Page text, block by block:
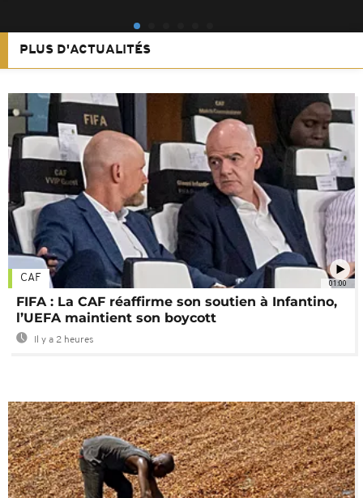
PLUS D'ACTUALITÉS
01:00
CAF
FIFA : La CAF réaffirme son soutien à Infantino,
l’UEFA maintient son boycott
Il y a 2 heures